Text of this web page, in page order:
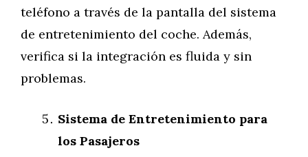
teléfono a través de la pantalla del sistema
de entretenimiento del coche. Además,
verifica si la integración es fluida y sin
problemas.
Sistema de Entretenimiento para
los Pasajeros